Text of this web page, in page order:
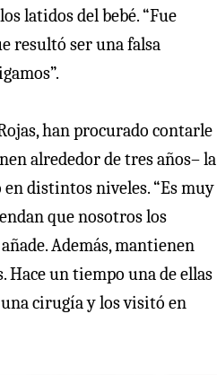
latidos del bebé. “Fue
resultó ser una falsa
han procurado contarle
alrededor de tres años– la
distintos niveles. “Es muy
que nosotros los
Además, mantienen
Hace un tiempo una de ellas
cirugía y los visitó en